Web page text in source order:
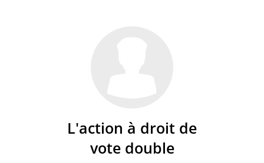
L'action à droit de
vote double